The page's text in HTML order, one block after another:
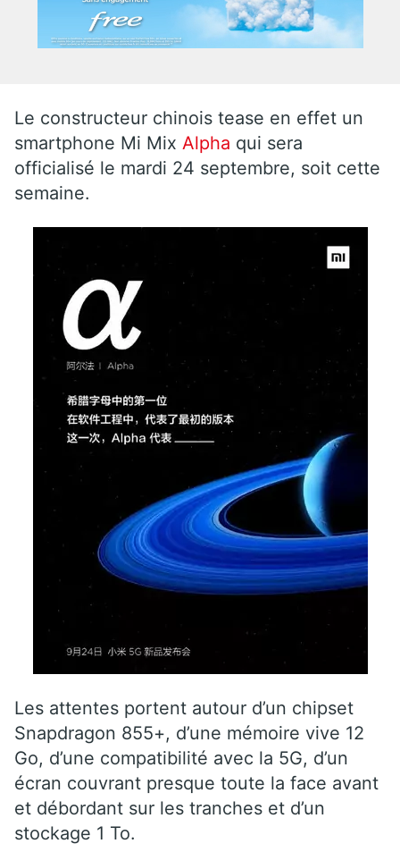
Le constructeur chinois tease en effet un
smartphone Mi Mix Alpha qui sera
officialisé le mardi 24 septembre, soit cette
semaine.
Les attentes portent autour d’un chipset
Snapdragon 855+, d’une mémoire vive 12
Go, d’une compatibilité avec la 5G, d’un
écran couvrant presque toute la face avant
et débordant sur les tranches et d’un
stockage 1 To.